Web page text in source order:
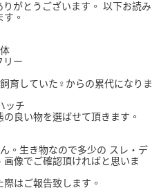
がとうございます。 以下お読み
。
リー
育していた♀からの累代になりま
ッチ
良い物を選ばせて頂きます。
。生き物なので多少の スレ・デ
像でご確認頂ければと思いま
はご報告致します。